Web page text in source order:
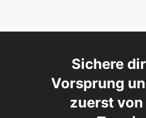
Sichere
Vorsprung
zuerst von